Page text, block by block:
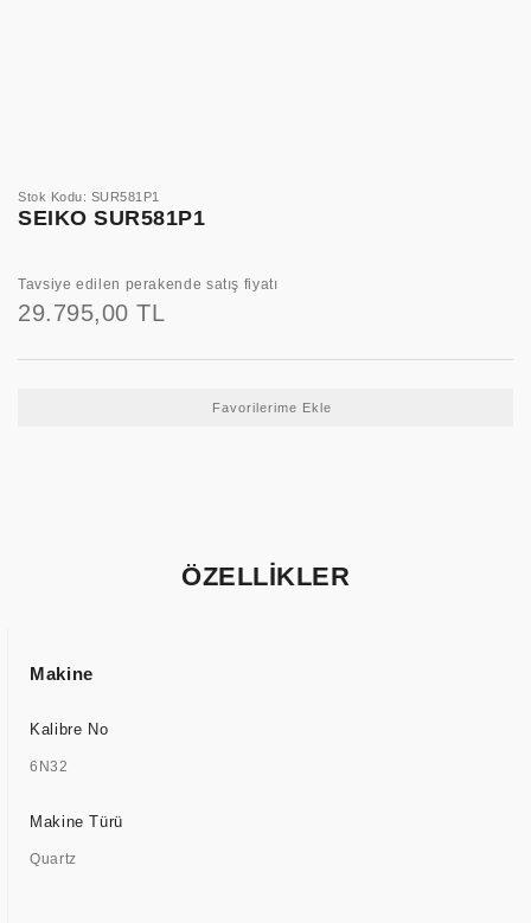
Stok Kodu: SUR581P1
SEIKO SUR581P1
Tavsiye edilen perakende satış fiyatı
29.795,00 TL
ÖZELLİKLER
Makine
Kalibre No
6N32
Makine Türü
Quartz